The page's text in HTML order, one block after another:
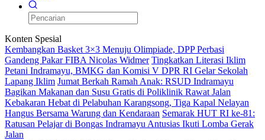
Konten Spesial
Kembangkan Basket 3×3 Menuju Olimpiade, DPP Perbasi
Gandeng Pakar FIBA Nicolas Widmer Tingkatkan Literasi Iklim
Petani Indramayu, BMKG dan Komisi V DPR RI Gelar Sekolah
Lapang Iklim Jumat Berkah Ramah Anak: RSUD Indramayu
Bagikan Makanan dan Susu Gratis di Poliklinik Rawat Jalan
Kebakaran Hebat di Pelabuhan Karangsong, Tiga Kapal Nelayan
Hangus Bersama Warung dan Kendaraan Semarak HUT RI ke-81:
Ratusan Pelajar di Bongas Indramayu Antusias Ikuti Lomba Gerak
Jalan